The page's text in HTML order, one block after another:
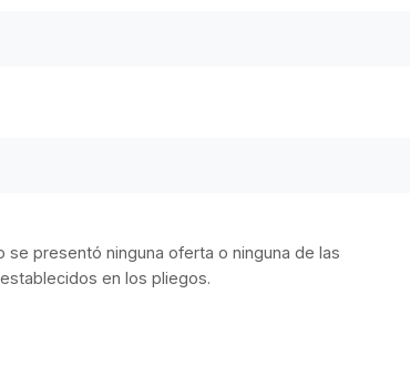
se presentó ninguna oferta o ninguna de las
en los pliegos.